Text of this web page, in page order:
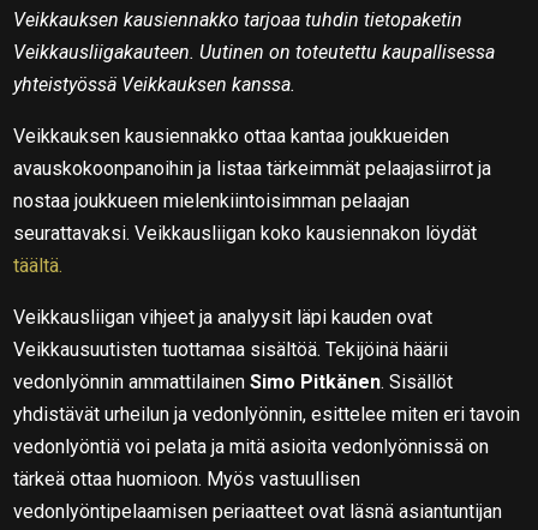
Veikkauksen kausiennakko tarjoaa tuhdin tietopaketin
Veikkausliigakauteen. Uutinen on toteutettu kaupallisessa
yhteistyössä Veikkauksen kanssa.
Veikkauksen kausiennakko ottaa kantaa joukkueiden
avauskokoonpanoihin ja listaa tärkeimmät pelaajasiirrot ja
nostaa joukkueen mielenkiintoisimman pelaajan
seurattavaksi. Veikkausliigan koko kausiennakon löydät
täältä.
Veikkausliigan vihjeet ja analyysit läpi kauden ovat
Veikkausuutisten tuottamaa sisältöä. Tekijöinä häärii
vedonlyönnin ammattilainenSimo Pitkänen. Sisällöt
yhdistävät urheilun ja vedonlyönnin, esittelee miten eri tavoin
vedonlyöntiä voi pelata ja mitä asioita vedonlyönnissä on
tärkeä ottaa huomioon. Myös vastuullisen
vedonlyöntipelaamisen periaatteet ovat läsnä asiantuntijan